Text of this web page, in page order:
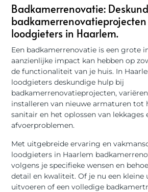
Badkamerrenovatie:
loodgieters in Haarlem.
Een badkamerrenovatie is een grote
aanzienlijke impact kan hebben op
de functionaliteit van je huis. In
loodgieters deskundige hulp bij
badkamerrenovatieprojecten,
installeren van nieuwe armaturen tot
sanitair en het oplossen van lekkages
afvoerproblemen.
Met uitgebreide ervaring en
loodgieters in Haarlem
volgens je specifieke wensen en
detail en kwaliteit. Of je nu een kleine
uitvoeren of een volledige